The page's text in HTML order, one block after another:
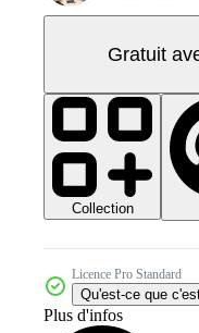
Gratuit
Collection
Licence Pro Standard
Qu'est-ce que
Plus d'infos